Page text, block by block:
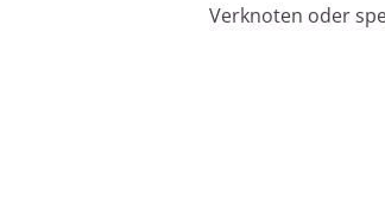
Verknoten oder